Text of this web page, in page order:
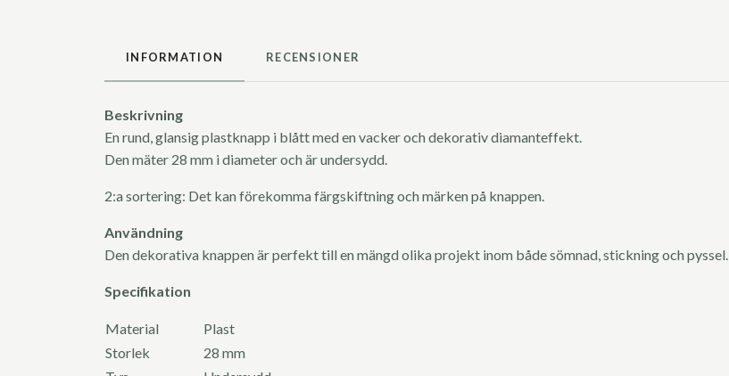
INFORMATION RECENSIONER
Beskrivning
En rund, glansig plastknapp i blått med en vacker och dekorativ diamanteffekt.
Den mäter 28 mm i diameter och är undersydd.
2:a sortering: Det kan förekomma färgskiftning och märken på knappen.
Användning
Den dekorativa knappen är perfekt till en mängd olika projekt inom både sömnad, stickning och pyssel.
Specifikation
Material
Plast
Storlek
28 mm